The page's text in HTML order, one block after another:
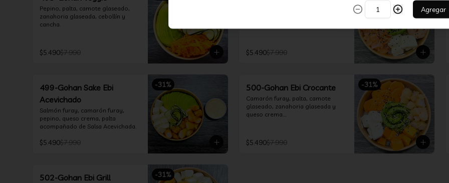
Pepino, palta, camote glaseado,
zanahoria glaseada, cebollín y
cancha.
$5.490$7.990 $5.490$7.990
-31%
499-Gohan Sake Ebi
Acevichado
Salmón furay, camarón furay,
pepino, queso crema, palta
acompañado de Salsa Acevichada.
$5.490$7.990
-31%
500-Gohan Ebi Crocante
Camarón furay, palta, camote
glaseado, zanahoria glaseada y
queso crema.
$5.490$7.990
-31%
502-Gohan Ebi Grill
Agregar